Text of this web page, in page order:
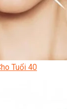
Tuổi 40